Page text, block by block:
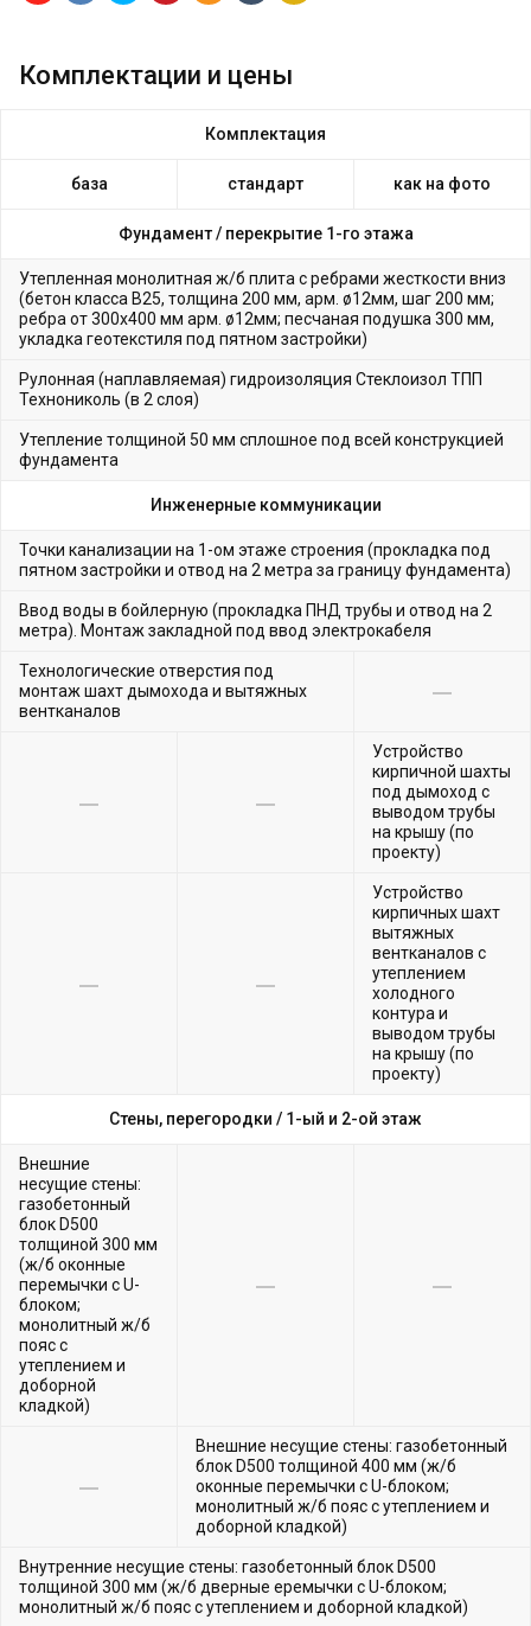
Комплектации и цены
Комплектация
база стандарт как на фото
Фундамент / перекрытие 1-го этажа
Утепленная монолитная ж/б плита с ребрами жесткости вниз
(бетон класса В25, толщина 200 мм, арм. ø12мм, шаг 200 мм;
ребра от 300х400 мм арм. ø12мм; песчаная подушка 300 мм,
укладка геотекстиля под пятном застройки)
Рулонная (наплавляемая) гидроизоляция Стеклоизол ТПП
Технониколь (в 2 слоя)
Утепление толщиной 50 мм сплошное под всей конструкцией
фундамента
Инженерные коммуникации
Точки канализации на 1-ом этаже строения (прокладка под
пятном застройки и отвод на 2 метра за границу фундамента)
Ввод воды в бойлерную (прокладка ПНД трубы и отвод на 2
метра). Монтаж закладной под ввод электрокабеля
Технологические отверстия под
монтаж шахт дымохода и вытяжных
вентканалов
Устройство
кирпичной шахты
под дымоход с
выводом трубы
на крышу (по
проекту)
Устройство
кирпичных шахт
вытяжных
вентканалов с
утеплением
холодного
контура и
выводом трубы
на крышу (по
проекту)
Стены, перегородки / 1-ый и 2-ой этаж
Внешние
несущие стены:
газобетонный
блок D500
толщиной 300 мм
(ж/б оконные
перемычки с U-
блоком;
монолитный ж/б
пояс с
утеплением и
доборной
кладкой)
Внешние несущие стены: газобетонный
блок D500 толщиной 400 мм (ж/б
оконные перемычки с U-блоком;
монолитный ж/б пояс с утеплением и
доборной кладкой)
Внутренние несущие стены: газобетонный блок D500
толщиной 300 мм (ж/б дверные еремычки с U-блоком;
монолитный ж/б пояс с утеплением и доборной кладкой)